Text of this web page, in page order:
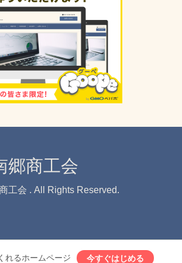
郷商工会
工会 . All Rights Reserved.
れるホームページ 今すぐはじめる